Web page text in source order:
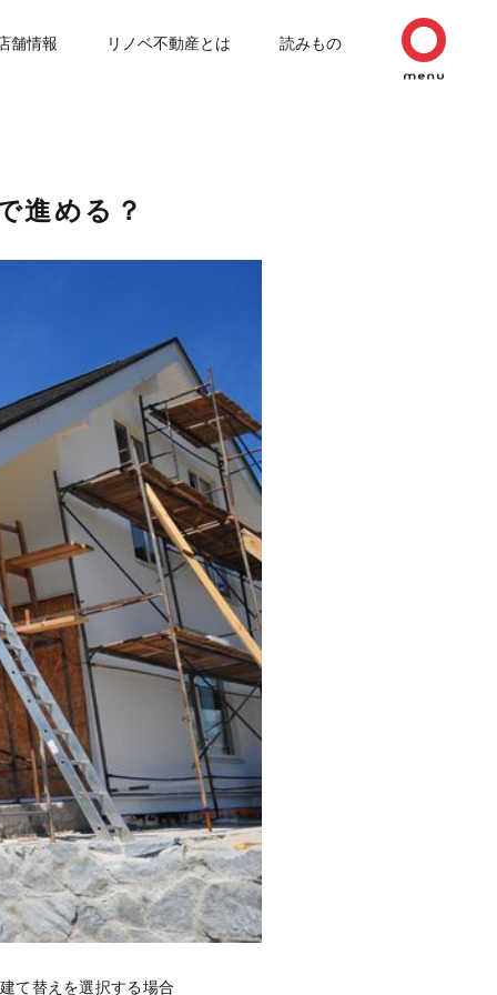
舗情報 リノベ不動産とは 読みもの
進める？
て替えを選択する場合